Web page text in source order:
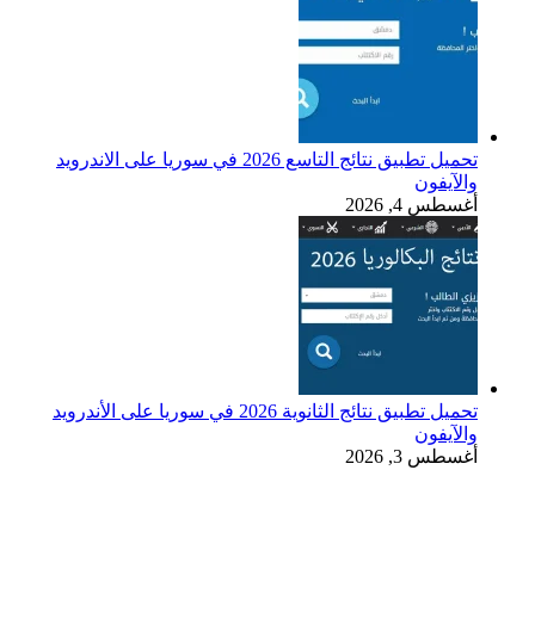
تحميل تطبيق نتائج التاسع 2026 في سوريا على الاندرويد
والآيفون
أغسطس 4, 2026
تحميل تطبيق نتائج الثانوية 2026 في سوريا على الأندرويد
والآيفون
أغسطس 3, 2026